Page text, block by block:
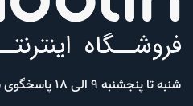
شنبه تا پنجشنبه 9 الی 18 پاسخگوی شما هستیم